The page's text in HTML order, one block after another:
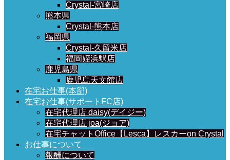
Crystal-宮崎店
熊本県
Crystal-熊本店
福岡県
Crystal-久留米店
福岡姪浜駅店
鹿児島県
鹿児島天文館店
在宅お仕事(本部)
在宅お仕事(サポートFC店)
在宅代理店 daisy(デイジー)
在宅代理店 joa(ジョア)
在宅チャットOffice【Lesca】レスカーon Crystal
お仕事について
報酬について